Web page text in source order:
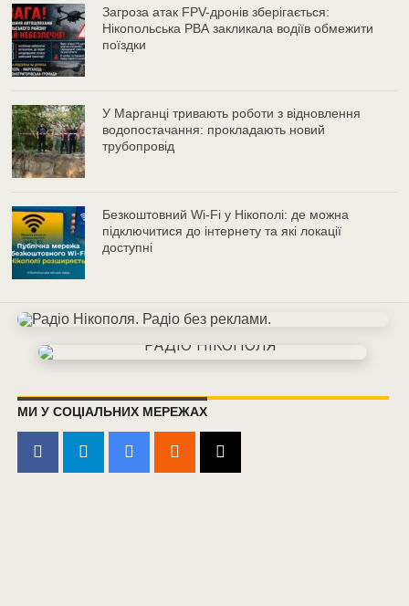
Загроза атак FPV-дронів зберігається:
Нікопольська РВА закликала водіїв обмежити
поїздки
У Марганці тривають роботи з відновлення
водопостачання: прокладають новий
трубопровід
Безкоштовний Wi-Fi у Нікополі: де можна
підключитися до інтернету та які локації
доступні
МИ У СОЦІАЛЬНИХ МЕРЕЖАХ